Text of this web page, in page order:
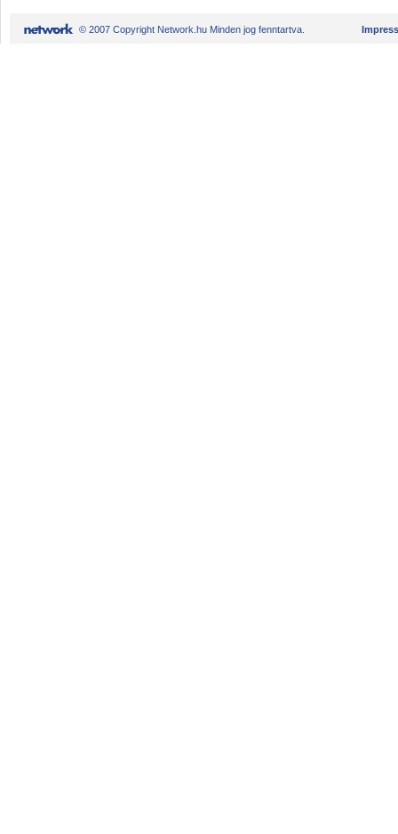
© 2007 Copyright Network.hu Minden jog fenntartva.